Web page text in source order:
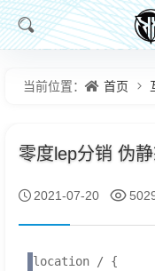
当前位置： 首页
零度lep分销 伪
2021-07-20
location / {